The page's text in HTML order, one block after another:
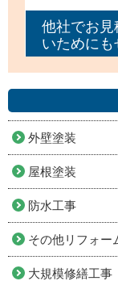
他社でお
いためにも
外壁塗装
屋根塗装
防水工事
その他リフォー
大規模修繕工事